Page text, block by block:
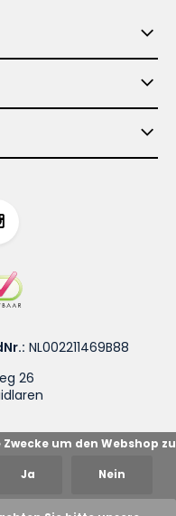
26
NL002211469B88
um den Webshop zu
Ja Nein